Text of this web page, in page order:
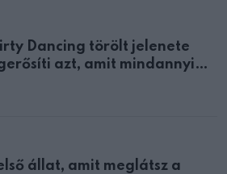
Dancing törölt jelenete
azt, amit mindannyian
állat, amit meglátsz a